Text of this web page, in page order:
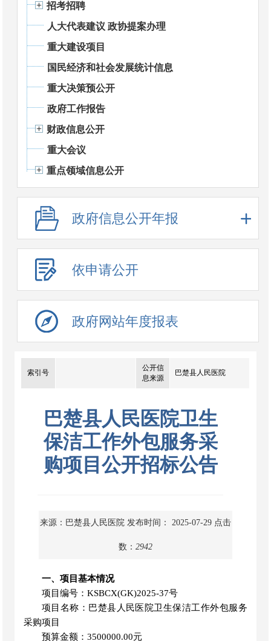
招考招聘
人大代表建议 政协提案办理
重大建设项目
国民经济和社会发展统计信息
重大决策预公开
政府工作报告
财政信息公开
重大会议
重点领域信息公开
政府信息公开年报
依申请公开
政府网站年度报表
索引号
公开信
息来源
巴楚县人民医院
巴楚县人民医院卫生
保洁工作外包服务采
购项目公开招标公告
来源：巴楚县人民医院 发布时间： 2025-07-29 点击
数： 2942
一、项目基本情况
项目编号： KSBCX(GK)2025-37号
项目名称： 巴楚县人民医院卫生保洁工作外包服务
采购项目
预算金额： 3500000.00元